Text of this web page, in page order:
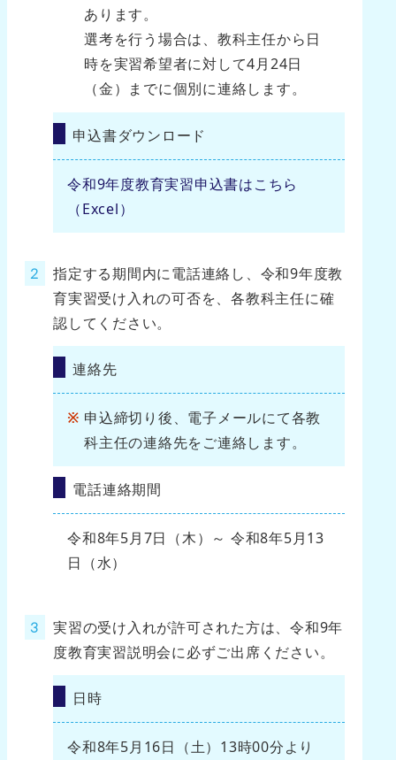
あります。
選考を行う場合は、教科主任から日
時を実習希望者に対して4月24日
（金）までに個別に連絡します。
申込書ダウンロード
令和9年度教育実習申込書はこちら
（Excel）
指定する期間内に電話連絡し、令和9年度教
育実習受け入れの可否を、各教科主任に確
認してください。
連絡先
申込締切り後、電子メールにて各教
科主任の連絡先をご連絡します。
電話連絡期間
令和8年5月7日（木）～ 令和8年5月13
日（水）
実習の受け入れが許可された方は、令和9年
度教育実習説明会に必ずご出席ください。
日時
令和8年5月16日（土）13時00分より